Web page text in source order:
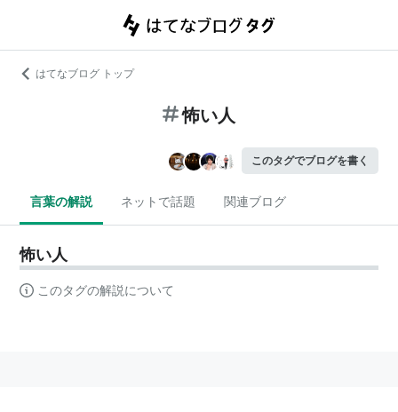
はてなブログ トップ
怖い人
このタグでブログを書く
言葉の解説 ネットで話題 関連ブログ
怖い人
このタグの解説について